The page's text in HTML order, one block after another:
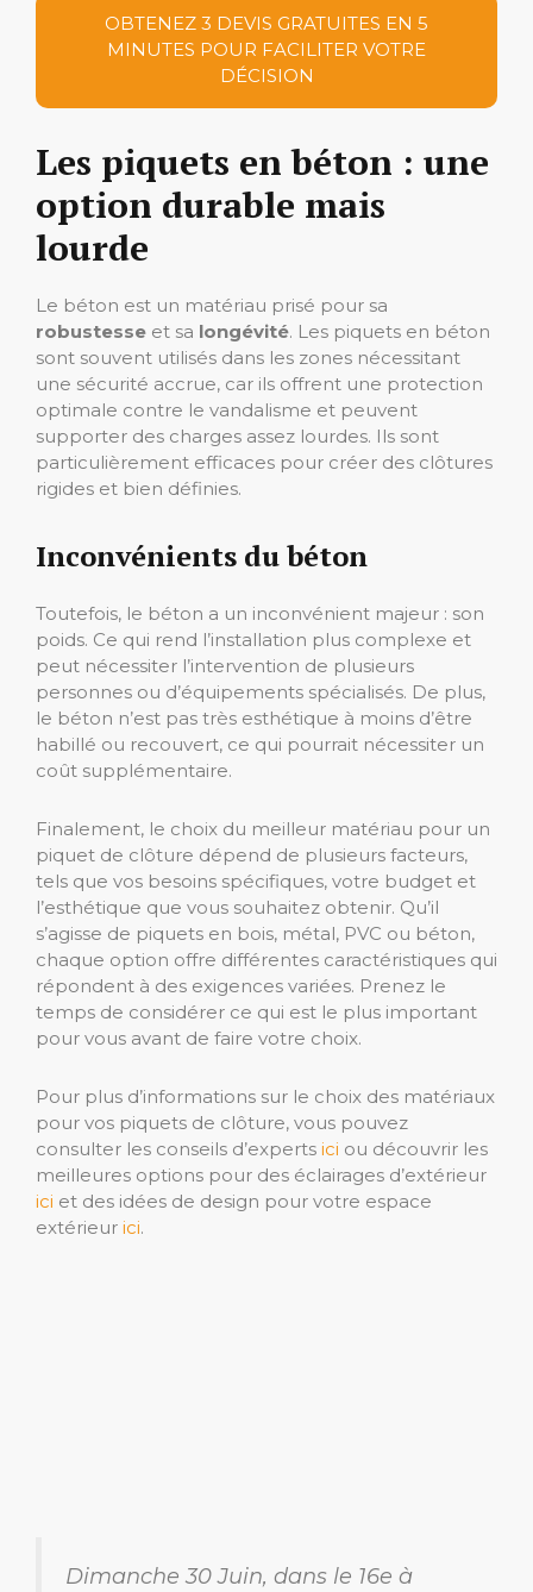
OBTENEZ 3 DEVIS GRATUITES EN 5
MINUTES POUR FACILITER VOTRE
DÉCISION
Les piquets en béton : une
option durable mais
lourde
Le béton est un matériau prisé pour sa
robustesse et sa longévité. Les piquets en béton
sont souvent utilisés dans les zones nécessitant
une sécurité accrue, car ils offrent une protection
optimale contre le vandalisme et peuvent
supporter des charges assez lourdes. Ils sont
particulièrement efficaces pour créer des clôtures
rigides et bien définies.
Inconvénients du béton
Toutefois, le béton a un inconvénient majeur : son
poids. Ce qui rend l’installation plus complexe et
peut nécessiter l’intervention de plusieurs
personnes ou d’équipements spécialisés. De plus,
le béton n’est pas très esthétique à moins d’être
habillé ou recouvert, ce qui pourrait nécessiter un
coût supplémentaire.
Finalement, le choix du meilleur matériau pour un
piquet de clôture dépend de plusieurs facteurs,
tels que vos besoins spécifiques, votre budget et
l’esthétique que vous souhaitez obtenir. Qu’il
s’agisse de piquets en bois, métal, PVC ou béton,
chaque option offre différentes caractéristiques qui
répondent à des exigences variées. Prenez le
temps de considérer ce qui est le plus important
pour vous avant de faire votre choix.
Pour plus d’informations sur le choix des matériaux
pour vos piquets de clôture, vous pouvez
consulter les conseils d’experts ici ou découvrir les
meilleures options pour des éclairages d’extérieur
ici et des idées de design pour votre espace
extérieur ici.
Dimanche 30 Juin, dans le 16e à